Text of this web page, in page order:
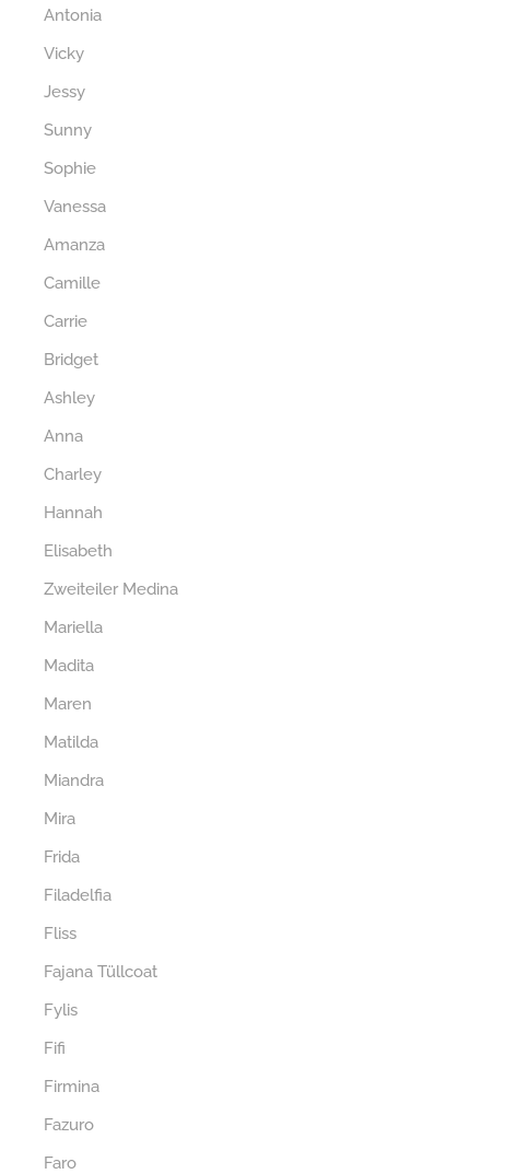
Antonia
Vicky
Jessy
Sunny
Sophie
Vanessa
Amanza
Camille
Carrie
Bridget
Ashley
Anna
Charley
Hannah
Elisabeth
Zweiteiler Medina
Mariella
Madita
Maren
Matilda
Miandra
Mira
Frida
Filadelfia
Fliss
Fajana Tüllcoat
Fylis
Fifi
Firmina
Fazuro
Faro